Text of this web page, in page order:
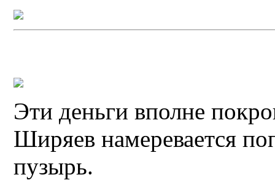
Эти деньги вполне
Ширяев намеревается
пузырь.